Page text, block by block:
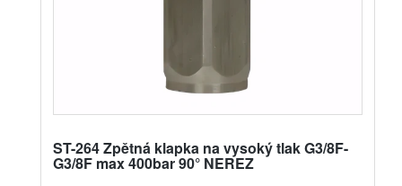
ST-264 Zpětná klapka na vysoký tlak G3/8F-
G3/8F max 400bar 90° NEREZ